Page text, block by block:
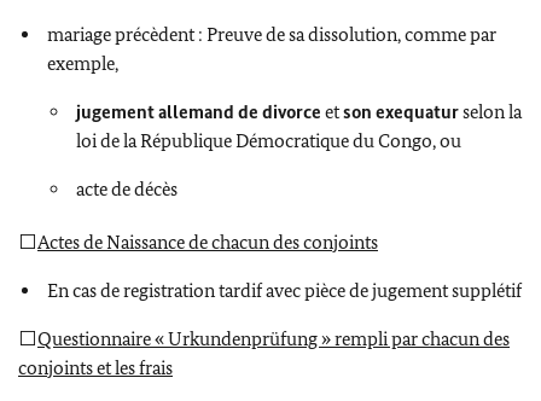
mariage précèdent : Preuve de sa dissolution, comme par
exemple,
jugement allemand de divorce etson exequaturselon la
loi de la République Démocratique du Congo, ou
acte de décès
⬜Actes de Naissance de chacun des conjoints
En cas de registration tardif avec pièce de jugement supplétif
⬜Questionnaire « Urkundenprüfung » rempli par chacun des
conjoints et les frais